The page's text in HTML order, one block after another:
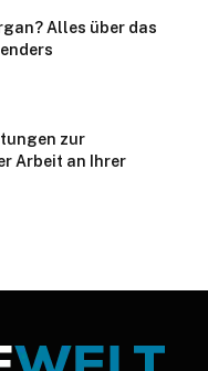
Alles über das
zur
Arbeit an Ihrer